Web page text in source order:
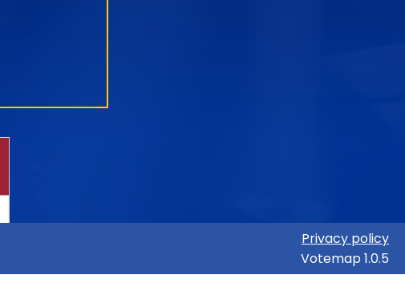
Privacy policy
Votemap 1.0.5